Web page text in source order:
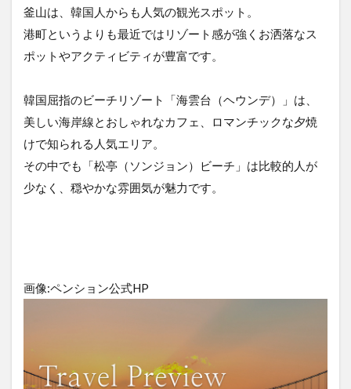
釜山は、韓国人からも人気の観光スポット。
港町というよりも最近ではリゾート感が強くお洒落なス
ポットやアクティビティが豊富です。
韓国屈指のビーチリゾート「海雲台（ヘウンデ）」は、
美しい海岸線とおしゃれなカフェ、ロマンチックな夕焼
けで知られる人気エリア。
その中でも「松亭（ソンジョン）ビーチ」は比較的人が
少なく、穏やかな雰囲気が魅力です。
画像:ペンション公式HP